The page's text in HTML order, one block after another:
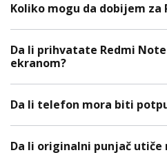
Koliko mogu da dobijem za
Da li prihvatate Redmi
ekranom?
Da li telefon mora biti
Da li originalni punjač utiče